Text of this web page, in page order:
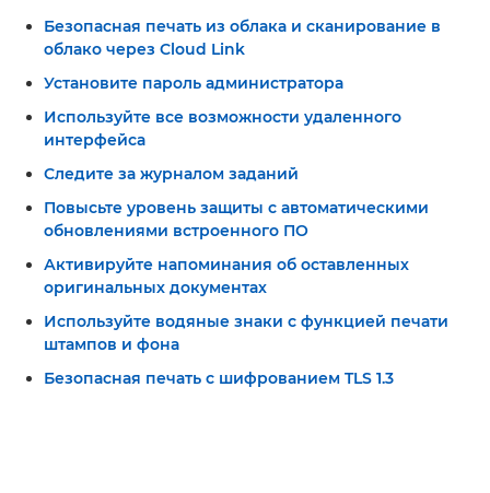
Безопасная печать из облака и сканирование в
облако через Cloud Link
Установите пароль администратора
Используйте все возможности удаленного
интерфейса
Следите за журналом заданий
Повысьте уровень защиты с автоматическими
обновлениями встроенного ПО
Активируйте напоминания об оставленных
оригинальных документах
Используйте водяные знаки с функцией печати
штампов и фона
Безопасная печать с шифрованием TLS 1.3